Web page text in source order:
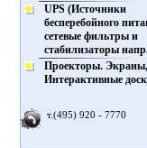
UPS (Источники
бесперебойного
сетевые фильтры и
стабилизаторы
Проекторы. Экраны,
Интерактивные
т.(495) 920 - 7770